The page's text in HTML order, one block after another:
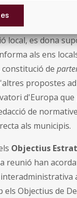
objectius ja
es fa un
local, es dona
als ens
de
propostes
d'Europa
de
als municipis.
Objectius
reunió han
els Objectius de